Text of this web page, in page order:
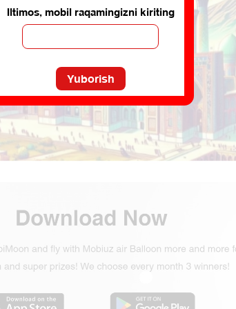
Iltimos, mobil raqamingizni kiriting
Yuborish